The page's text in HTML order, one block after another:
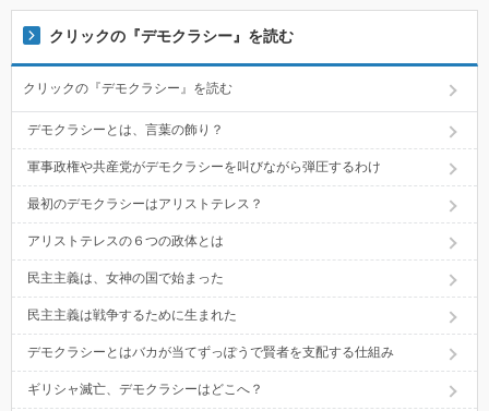
クリックの『デモクラシー』を読む
クリックの『デモクラシー』を読む
デモクラシーとは、言葉の飾り？
軍事政権や共産党がデモクラシーを叫びながら弾圧するわけ
最初のデモクラシーはアリストテレス？
アリストテレスの６つの政体とは
民主主義は、女神の国で始まった
民主主義は戦争するために生まれた
デモクラシーとはバカが当てずっぽうで賢者を支配する仕組み
ギリシャ滅亡、デモクラシーはどこへ？